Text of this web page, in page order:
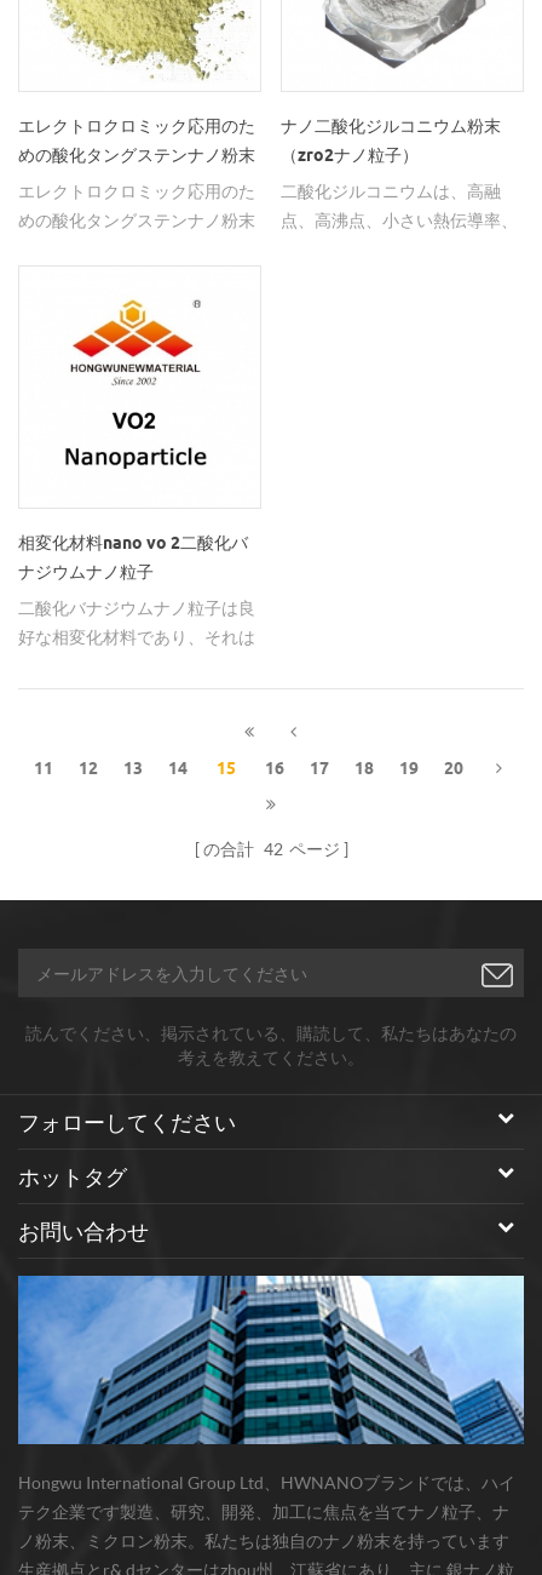
エレクトロクロミック応用のた
めの酸化タングステンナノ粉末
wo 3粒子三酸化タングステン
エレクトロクロミック応用のた
めの酸化タングステンナノ粉末
ナノ二酸化ジルコニウム粉末
（zro2ナノ粒子）
二酸化ジルコニウムは、高融
点、高沸点、小さい熱伝導率、
相変化材料nano vo 2二酸化バ
ナジウムナノ粒子
二酸化バナジウムナノ粒子は良
好な相変化材料であり、それは
ンテリジェントフォトクロミッ
クフィルム材料を調製すること
11 12 13 14 15 16 17 18 19 20
の合計 42 ページ
読んでください、掲示されている、購読して、私たちはあなたの
考えを教えてください。
フォローしてください
ホットタグ
お問い合わせ
Hongwu International Group Ltd、HWNANOブランドでは、ハイ
テク企業です製造、研究、開発、加工に焦点を当てナノ粒子、ナ
ノ粉末、ミクロン粉末。私たちは独自のナノ粉末を持っています
生産拠点とr& dセンターはzhou州、江蘇省にあり、主に 銀ナノ粒